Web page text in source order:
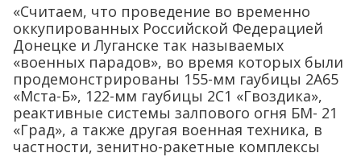
«Считаем, что проведение во временно
оккупированных Российской Федерацией
Донецке и Луганске так называемых
«военных парадов», во время которых были
продемонстрированы 155-мм гаубицы 2А65
«Мста-Б», 122-мм гаубицы 2С1 «Гвоздика»,
реактивные системы залпового огня БМ- 21
«Град», а также другая военная техника, в
частности, зенитно-ракетные комплексы